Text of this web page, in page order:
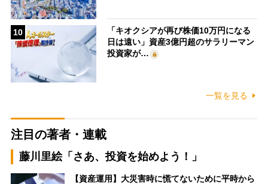
10
「キオクシアが再び株価10万円になる
日は遠い」資産3億円超のサラリーマン
投資家が…
一覧を見る
注目の著者・連載
藤川里絵「さあ、投資を始めよう！」
【資産運用】大災害時に慌てないために平時から